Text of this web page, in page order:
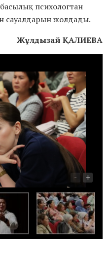
психологтан
сауалдарын жолдады.
Жұлдызай ҚАЛИЕВА
- +